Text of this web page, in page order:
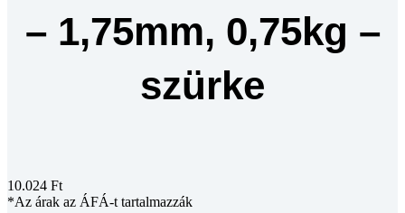
– 1,75mm, 0,75kg –
szürke
10.024 Ft
*Az árak az ÁFÁ-t tartalmazzák